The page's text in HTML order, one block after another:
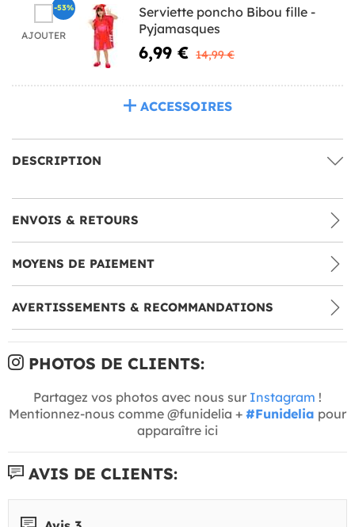
AJOUTER
Serviette poncho Bibou fille -
Pyjamasques
6,99 € 14,99 €
-53%
ACCESSOIRES
DESCRIPTION
ENVOIS & RETOURS
MOYENS DE PAIEMENT
AVERTISSEMENTS & RECOMMANDATIONS
PHOTOS DE CLIENTS:
Partagez vos photos avec nous sur Instagram !
Mentionnez-nous comme @funidelia + #Funidelia pour
apparaître ici
AVIS DE CLIENTS: